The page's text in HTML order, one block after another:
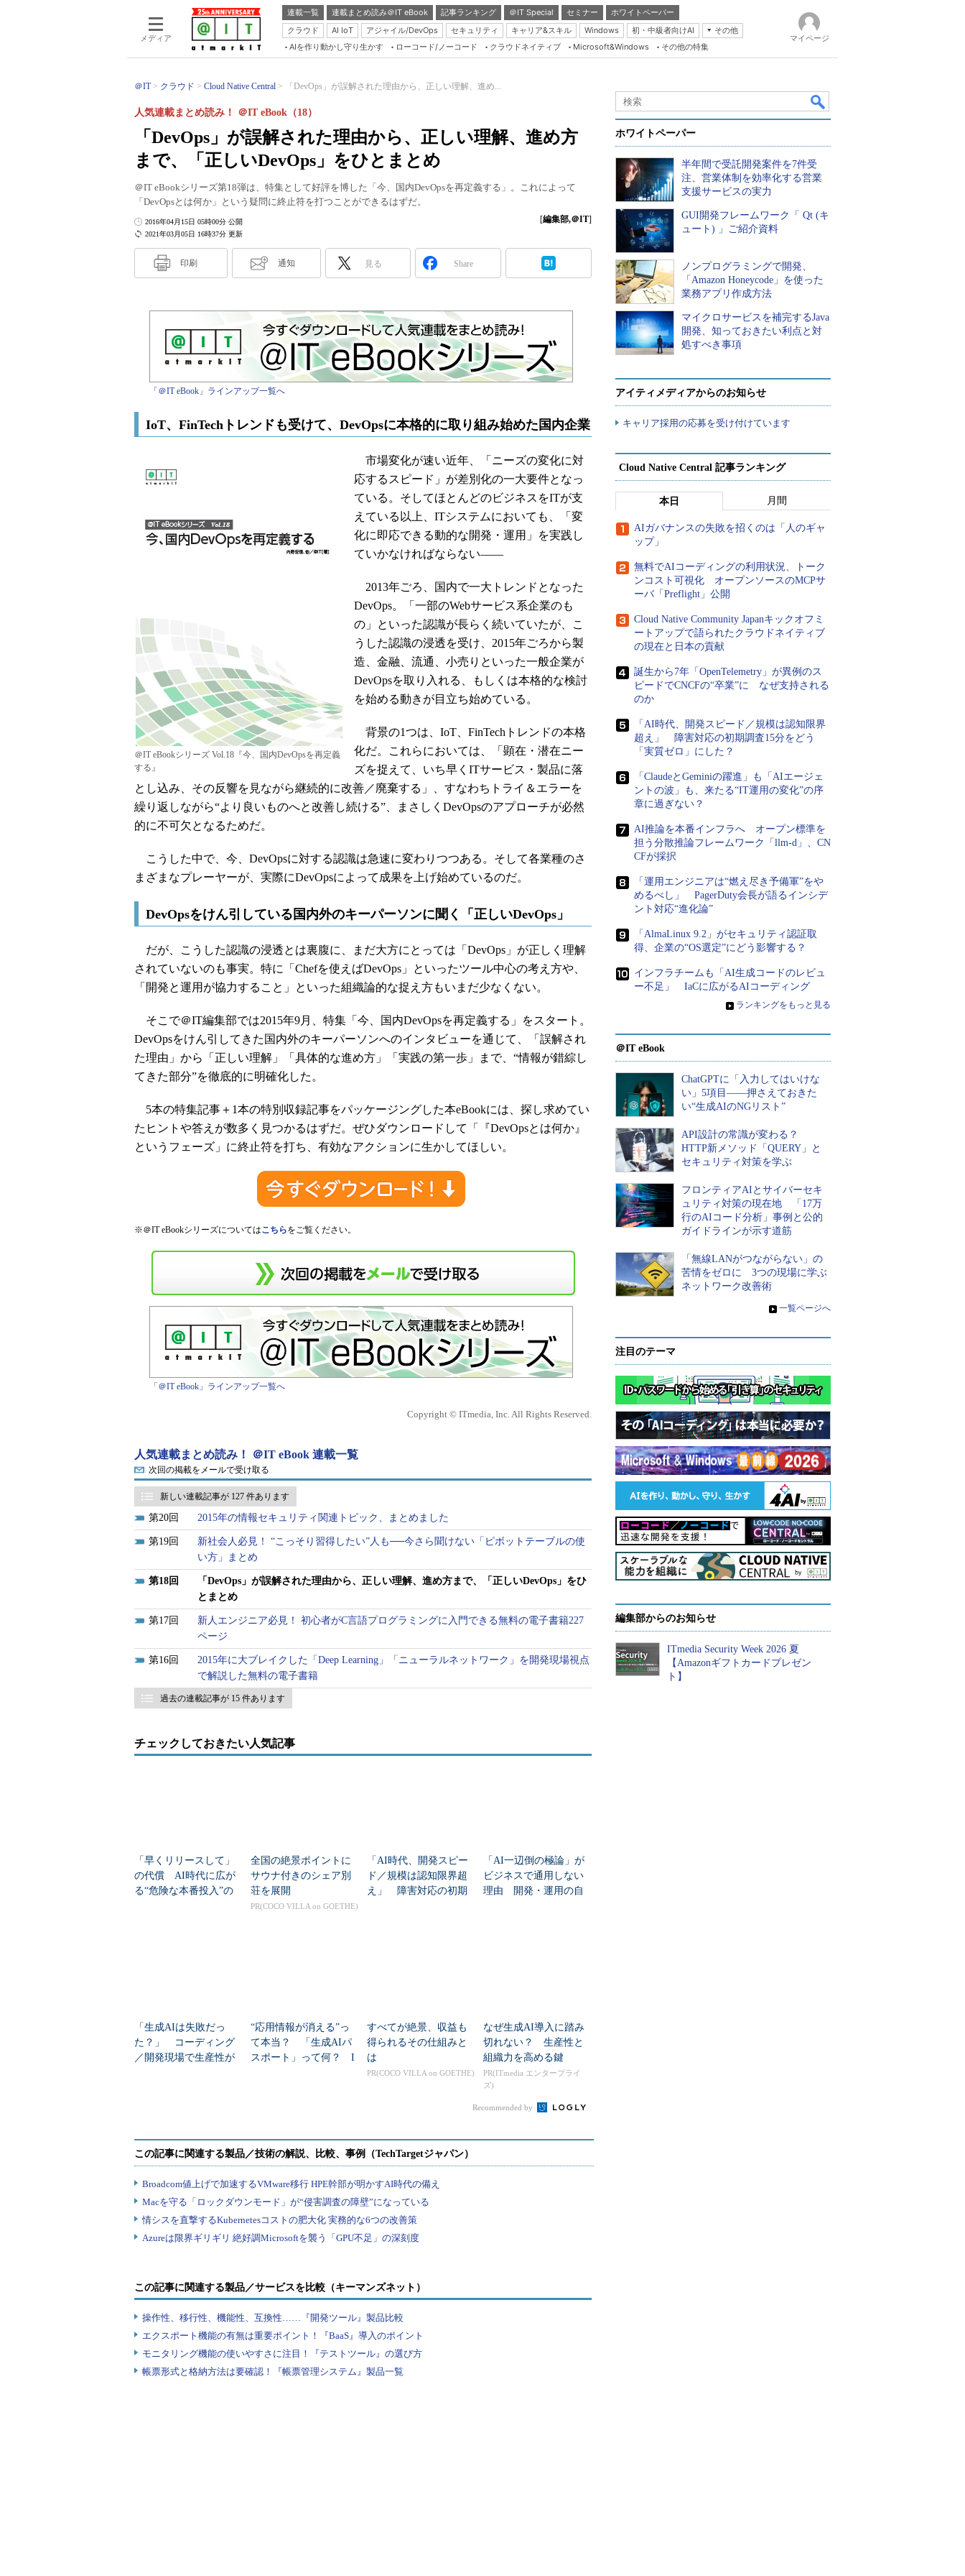
メディア
連載一覧 連載まとめ読み＠IT eBook 記事ランキング ＠IT Special セミナー
ホワイトペーパー
クラウド
AI IoT アジャイル/DevOps セキュリティ キャリア&スキル Windows 初・中級者向けAI
その他
Server & Storage
Java Agile
Database Expert
Linux ＆ OSS
Master of IP Network
Security & Trust
ブログ
AIを作り動かし守り生かす ローコード/ノーコード クラウドネイティブ Microsoft&Windows その他の特集
マイページ
＠IT クラウド Cloud Native Central 「DevOps」が誤解された理由から、正しい理解、進め...
「DevOps」が誤解された理由から、正しい理解、進め方
まで、「正しいDevOps」をひとまとめ
人気連載まとめ読み！ ＠IT eBook（18）
＠IT eBookシリーズ第18弾は、特集として好評を博した「今、国内DevOpsを再定義する」。これによって
「DevOpsとは何か」という疑問に終止符を打つことができるはずだ。
2021年03月05日 16時37分 更新
2016年04月15日 05時00分 公開 [編集部,＠IT]
印刷 通知 見る Share
「＠IT eBook」ラインアップ一覧へ
IoT、FinTechトレンドも受けて、DevOpsに本格的に取り組み始めた国内企業
＠IT eBookシリーズ Vol.18『今、国内DevOpsを再定義
する』
市場変化が速い近年、「ニーズの変化に対
応するスピード」が差別化の一大要件となっ
ている。そしてほとんどのビジネスをITが支
えている以上、ITシステムにおいても、「変
化に即応できる動的な開発・運用」を実践し
ていかなければならない――
2013年ごろ、国内で一大トレンドとなった
DevOps。「一部のWebサービス系企業のも
の」といった認識が長らく続いていたが、こ
うした認識の浸透を受け、2015年ごろから製
造、金融、流通、小売りといった一般企業が
DevOpsを取り入れる、もしくは本格的な検討
を始める動きが目立ち始めている。
背景の1つは、IoT、FinTechトレンドの本格
化だ。これらにおいては、「顕在・潜在ニー
ズを捉えて、いち早くITサービス・製品に落
とし込み、その反響を見ながら継続的に改善／廃棄する」、すなわちトライ＆エラーを
繰り返しながら“より良いものへと改善し続ける”、まさしくDevOpsのアプローチが必然
的に不可欠となるためだ。
こうした中で、今、DevOpsに対する認識は急速に変わりつつある。そして各業種のさ
まざまなプレーヤーが、実際にDevOpsによって成果を上げ始めているのだ。
DevOpsをけん引している国内外のキーパーソンに聞く「正しいDevOps」
だが、こうした認識の浸透とは裏腹に、まだ大方にとっては「DevOps」が正しく理解
されていないのも事実。特に「Chefを使えばDevOps」といったツール中心の考え方や、
「開発と運用が協力すること」といった組織論的な捉え方もいまだ少なくない。
そこで＠IT編集部では2015年9月、特集「今、国内DevOpsを再定義する」をスタート。
DevOpsをけん引してきた国内外のキーパーソンへのインタビューを通じて、「誤解され
た理由」から「正しい理解」「具体的な進め方」「実践の第一歩」まで、“情報が錯綜し
てきた部分”を徹底的に明確化した。
5本の特集記事＋1本の特別収録記事をパッケージングした本eBookには、探し求めてい
たヒントや答えが数多く見つかるはずだ。ぜひダウンロードして「『DevOpsとは何か』
というフェーズ」に終止符を打ち、有効なアクションに生かしてほしい。
※＠IT eBookシリーズについてはこちらをご覧ください。
「＠IT eBook」ラインアップ一覧へ
Copyright © ITmedia, Inc. All Rights Reserved.
人気連載まとめ読み！ ＠IT eBook 連載一覧
次回の掲載をメールで受け取る
新しい連載記事が 127 件あります
20 2015年の情報セキュリティ関連トピック、まとめました
19
新社会人必見！ “こっそり習得したい”人も──今さら聞けない「ピボットテーブルの使
い方」まとめ
18
「DevOps」が誤解された理由から、正しい理解、進め方まで、「正しいDevOps」をひ
とまとめ
17
新人エンジニア必見！ 初心者がC言語プログラミングに入門できる無料の電子書籍227
ページ
16
2015年に大ブレイクした「Deep Learning」「ニューラルネットワーク」を開発現場視点
で解説した無料の電子書籍
過去の連載記事が 15 件あります
チェックしておきたい人気記事
「早くリリースして」
の代償 AI時代に広が
る“危険な本番投入”の
全国の絶景ポイントに
サウナ付きのシェア別
荘を展開
PR(COCO VILLA on GOETHE)
「AI時代、開発スピー
ド／規模は認知限界超
え」 障害対応の初期
「AI一辺倒の極論」が
ビジネスで通用しない
理由 開発・運用の自
「生成AIは失敗だっ
た？」 コーディング
／開発現場で生産性が
“応用情報が消える”っ
て本当？ 「生成AIパ
スポート」って何？ I
すべてが絶景、収益も
得られるその仕組みと
は
PR(COCO VILLA on GOETHE)
なぜ生成AI導入に踏み
切れない？ 生産性と
組織力を高める鍵
PR(ITmedia エンタープライ
ズ)
Recommended by
この記事に関連する製品／サービスを比較（キーマンズネット）
操作性、移行性、機能性、互換性……『開発ツール』製品比較
エクスポート機能の有無は重要ポイント！『BaaS』導入のポイント
モニタリング機能の使いやすさに注目！『テストツール』の選び方
帳票形式と格納方法は要確認！『帳票管理システム』製品一覧
ホワイトペーパー
半年間で受託開発案件を7件受
注、営業体制を効率化する営業
支援サービスの実力
GUI開発フレームワーク「 Qt (キ
ュート) 」ご紹介資料
ノンプログラミングで開発、
「Amazon Honeycode」を使った
業務アプリ作成方法
マイクロサービスを補完するJava
開発、知っておきたい利点と対
処すべき事項
アイティメディアからのお知らせ
キャリア採用の応募を受け付けています
Cloud Native Central 記事ランキング
本日 月間
AIガバナンスの失敗を招くのは「人のギャ
ップ」
無料でAIコーディングの利用状況、トーク
ンコスト可視化 オープンソースのMCPサ
ーバ「Preflight」公開
Cloud Native Community Japanキックオフミ
ートアップで語られたクラウドネイティブ
の現在と日本の貢献
誕生から7年「OpenTelemetry」が異例のス
ピードでCNCFの“卒業”に なぜ支持される
のか
「AI時代、開発スピード／規模は認知限界
超え」 障害対応の初期調査15分をどう
「実質ゼロ」にした？
「ClaudeとGeminiの躍進」も「AIエージェ
ントの波」も、来たる“IT運用の変化”の序
章に過ぎない？
AI推論を本番インフラへ オープン標準を
担う分散推論フレームワーク「llm-d」、CN
CFが採択
「運用エンジニアは“燃え尽き予備軍”をや
めるべし」 PagerDuty会長が語るインシデ
ント対応“進化論”
「AlmaLinux 9.2」がセキュリティ認証取
得、企業の“OS選定”にどう影響する？
インフラチームも「AI生成コードのレビュ
ー不足」 IaCに広がるAIコーディング
» ランキングをもっと見る
＠IT eBook
ChatGPTに「入力してはいけな
い」5項目――押さえておきた
い“生成AIのNGリスト”
API設計の常識が変わる？
HTTP新メソッド「QUERY」と
セキュリティ対策を学ぶ
フロンティアAIとサイバーセキ
ュリティ対策の現在地 「17万
行のAIコード分析」事例と公的
ガイドラインが示す道筋
「無線LANがつながらない」の
苦情をゼロに 3つの現場に学ぶ
ネットワーク改善術
» 一覧ページへ
注目のテーマ
編集部からのお知らせ
ITmedia Security Week 2026 夏
【Amazonギフトカードプレゼン
ト】